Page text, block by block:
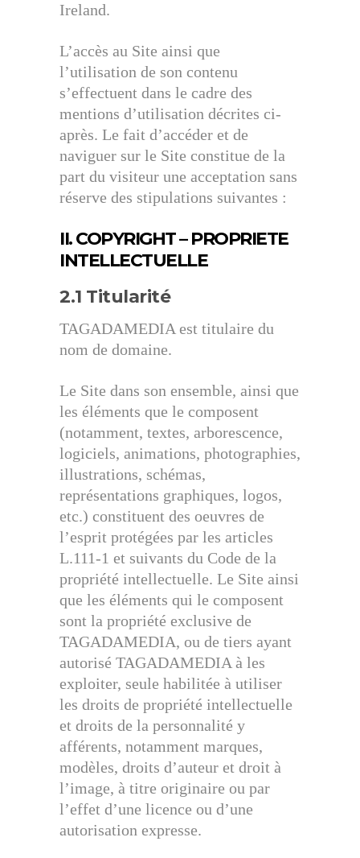
Ireland.
L’accès au Site ainsi que
l’utilisation de son contenu
s’effectuent dans le cadre des
mentions d’utilisation décrites ci-
après. Le fait d’accéder et de
naviguer sur le Site constitue de la
part du visiteur une acceptation sans
réserve des stipulations suivantes :
II. COPYRIGHT – PROPRIETE
INTELLECTUELLE
2.1 Titularité
TAGADAMEDIA est titulaire du
nom de domaine.
Le Site dans son ensemble, ainsi que
les éléments que le composent
(notamment, textes, arborescence,
logiciels, animations, photographies,
illustrations, schémas,
représentations graphiques, logos,
etc.) constituent des oeuvres de
l’esprit protégées par les articles
L.111-1 et suivants du Code de la
propriété intellectuelle. Le Site ainsi
que les éléments qui le composent
sont la propriété exclusive de
TAGADAMEDIA, ou de tiers ayant
autorisé TAGADAMEDIA à les
exploiter, seule habilitée à utiliser
les droits de propriété intellectuelle
et droits de la personnalité y
afférents, notamment marques,
modèles, droits d’auteur et droit à
l’image, à titre originaire ou par
l’effet d’une licence ou d’une
autorisation expresse.